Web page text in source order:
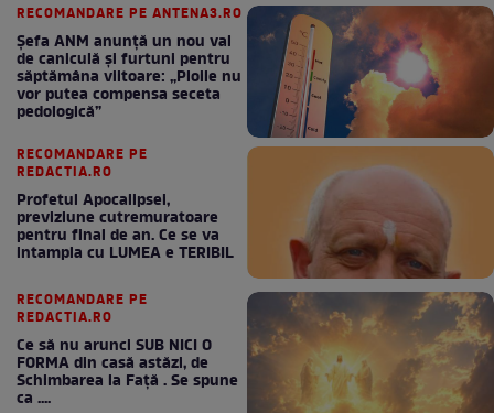
RECOMANDARE PE ANTENA3.RO
Șefa ANM anunță un nou val
de caniculă și furtuni pentru
săptămâna viitoare: „Ploile nu
vor putea compensa seceta
pedologică”
RECOMANDARE PE
REDACTIA.RO
Profetul Apocalipsei,
previziune cutremuratoare
pentru final de an. Ce se va
intampla cu LUMEA e TERIBIL
RECOMANDARE PE
REDACTIA.RO
Ce să nu arunci SUB NICI O
FORMA din casă astăzi, de
Schimbarea la Față . Se spune
ca ....